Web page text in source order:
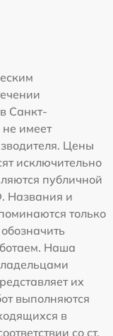
Санкт-
не имеет
Цены
исключительно
публичной
Названия и
только
Наша
их
выполняются
в
со ст.